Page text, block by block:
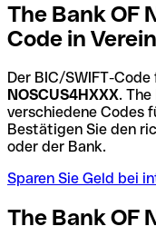
The Bank OF
Code in
Der BIC/SWIFT-
NOSCUS4HXXX.
verschiedene Codes
Bestätigen Sie den
oder der Bank.
Sparen Sie Geld bei
The Bank OF